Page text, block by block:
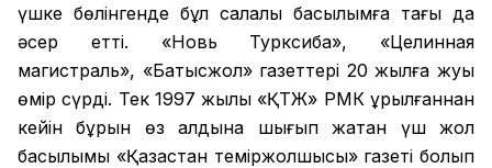
үшке бөлінгенде бұл салалық басылымға тағы да
әсер етті. «Новь Турксиба», «Целинная
магистраль», «Батысжол» газеттері 20 жылға жуық
өмір сүрді. Тек 1997 жылы «ҚТЖ» РМК құрылғаннан
кейін бұрын өз алдына шығып жатқан үш жол
басылымы «Қазақстан теміржолшысы» газеті болып